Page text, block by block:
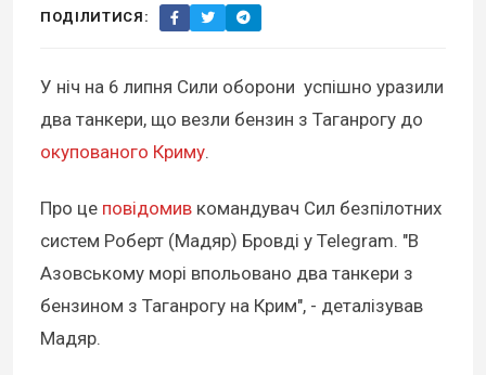
ПОДІЛИТИСЯ:
У ніч на 6 липня Сили оборони успішно уразили
два танкери, що везли бензин з Таганрогу до
окупованого Криму.
Про це повідомив командувач Сил безпілотних
систем Роберт (Мадяр) Бровді у Telegram. "В
Азовському морі впольовано два танкери з
бензином з Таганрогу на Крим", - деталізував
Мадяр.